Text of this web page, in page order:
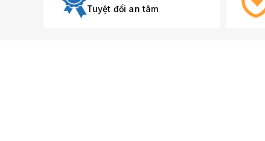
Tuyệt đối an tâm